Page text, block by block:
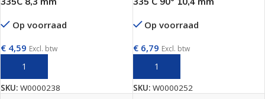
Op voorraad
€ 4,59 Excl. btw
SKU: W0000238
Op voorraad
€6,79 Excl. btw
SKU: W0000252